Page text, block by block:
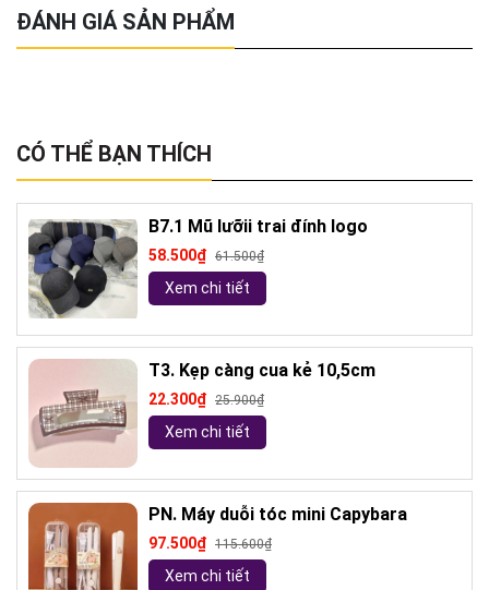
ĐÁNH GIÁ SẢN PHẨM
CÓ THỂ BẠN THÍCH
B7.1 Mũ lưỡii trai đính logo
58.500₫ 61.500₫
Xem chi tiết
T3. Kẹp càng cua kẻ 10,5cm
22.300₫ 25.900₫
Xem chi tiết
PN. Máy duỗi tóc mini Capybara
97.500₫ 115.600₫
Xem chi tiết